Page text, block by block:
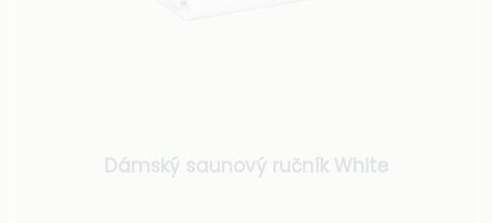
Dámský saunový ručník White